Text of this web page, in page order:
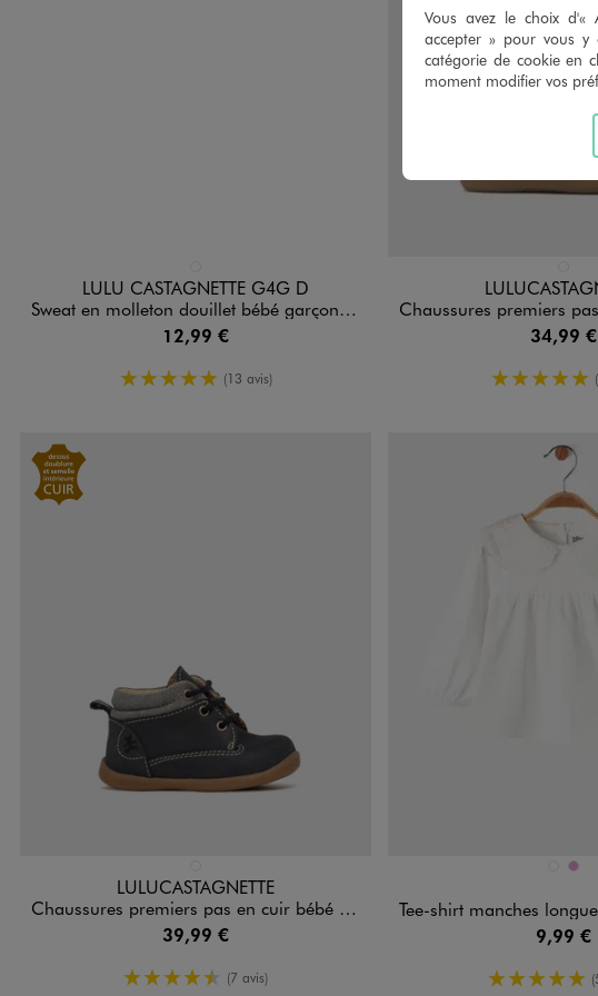
LULU CASTAGNETTE G4G D
Sweat en molleton douillet bébé garçon - LuluCastagnette
12,99 €
5/5 de moyenne
(13 avis)
Chaussures premiers pas en cuir bébé
34,99 €
5/5 de
LULUCASTAGNETTE
Chaussures premiers pas en cuir bébé garçon - LuluCastagnette
39,99 €
4.5/5 de moyenne
(7 avis)
Disponible en 2 coloris
BLANCPRUNE
Tee-shirt manches longues ample à col Claudine
9,99 €
5/5 de
Vous avez le choix d'«
accepter » pour vous
catégorie de cookie en
moment modifier vos